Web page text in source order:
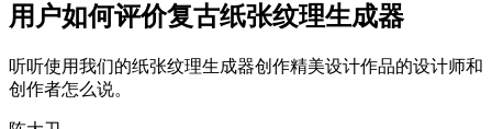
用户如何评价复古纸张纹理生成器
听听使用我们的纸张纹理生成器创作精美设计作品的设计师和
创作者怎么说。